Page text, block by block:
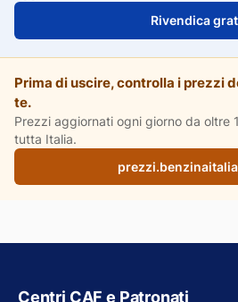
Rivendica
Prima di uscire, controlla i prezzi
te.
Prezzi aggiornati ogni giorno da oltre
tutta Italia.
Centri CAF e Patronati